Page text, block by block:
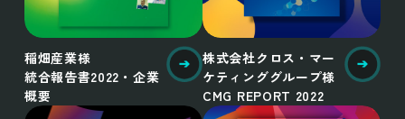
稲畑産業様
統合報告書2022・企業
概要
株式会社クロス・マー
ケティンググループ様
CMG REPORT 2022